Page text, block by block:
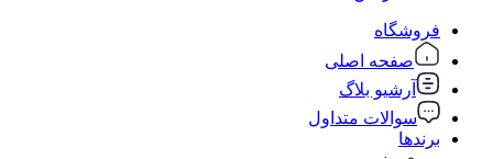
فروشگاه
صفحه اصلی
آرشیو بلاگ
سوالات متداول
برندها